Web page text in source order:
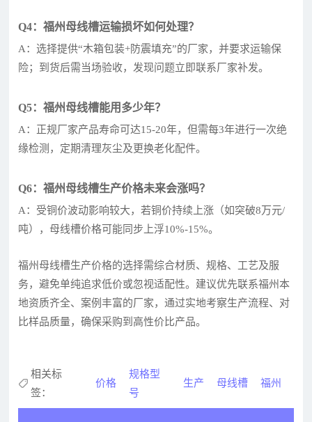
Q4：福州母线槽运输损坏如何处理？
A：选择提供“木箱包装+防震填充”的厂家，并要求运输保
险；到货后需当场验收，发现问题立即联系厂家补发。
Q5：福州母线槽能用多少年？
A：正规厂家产品寿命可达15-20年，但需每3年进行一次绝
缘检测，定期清理灰尘及更换老化配件。
Q6：福州母线槽生产价格未来会涨吗？
A：受铜价波动影响较大，若铜价持续上涨（如突破8万元/
吨），母线槽价格可能同步上浮10%-15%。
福州母线槽生产价格的选择需综合材质、规格、工艺及服
务，避免单纯追求低价或忽视适配性。建议优先联系福州本
地资质齐全、案例丰富的厂家，通过实地考察生产流程、对
比样品质量，确保采购到高性价比产品。
相关标
签：
价格
规格型
号
生产 母线槽 福州